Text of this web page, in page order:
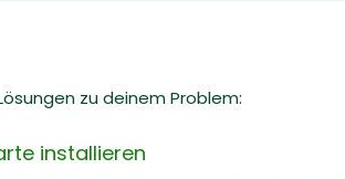
zu deinem Problem:
installieren